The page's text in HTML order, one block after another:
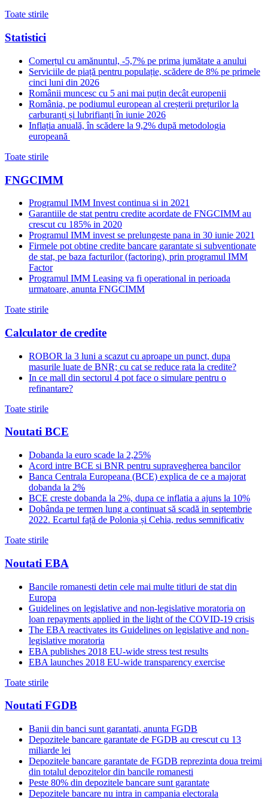
Toate stirile
Statistici
Comerțul cu amănuntul, -5,7% pe prima jumătate a anului
Serviciile de piață pentru populație, scădere de 8% pe primele
cinci luni din 2026
Românii muncesc cu 5 ani mai puțin decât europenii
România, pe podiumul european al creșterii prețurilor la
carburanți și lubrifianți în iunie 2026
Inflația anuală, în scădere la 9,2% după metodologia
europeană
Toate stirile
FNGCIMM
Programul IMM Invest continua si in 2021
Garantiile de stat pentru credite acordate de FNGCIMM au
crescut cu 185% in 2020
Programul IMM invest se prelungeste pana in 30 iunie 2021
Firmele pot obtine credite bancare garantate si subventionate
de stat, pe baza facturilor (factoring), prin programul IMM
Factor
Programul IMM Leasing va fi operational in perioada
urmatoare, anunta FNGCIMM
Toate stirile
Calculator de credite
ROBOR la 3 luni a scazut cu aproape un punct, dupa
masurile luate de BNR; cu cat se reduce rata la credite?
In ce mall din sectorul 4 pot face o simulare pentru o
refinantare?
Toate stirile
Noutati BCE
Dobanda la euro scade la 2,25%
Acord intre BCE si BNR pentru supravegherea bancilor
Banca Centrala Europeana (BCE) explica de ce a majorat
dobanda la 2%
BCE creste dobanda la 2%, dupa ce inflatia a ajuns la 10%
Dobânda pe termen lung a continuat să scadă in septembrie
2022. Ecartul față de Polonia și Cehia, redus semnificativ
Toate stirile
Noutati EBA
Bancile romanesti detin cele mai multe titluri de stat din
Europa
Guidelines on legislative and non-legislative moratoria on
loan repayments applied in the light of the COVID-19 crisis
The EBA reactivates its Guidelines on legislative and non-
legislative moratoria
EBA publishes 2018 EU-wide stress test results
EBA launches 2018 EU-wide transparency exercise
Toate stirile
Noutati FGDB
Banii din banci sunt garantati, anunta FGDB
Depozitele bancare garantate de FGDB au crescut cu 13
miliarde lei
Depozitele bancare garantate de FGDB reprezinta doua treimi
din totalul depozitelor din bancile romanesti
Peste 80% din depozitele bancare sunt garantate
Depozitele bancare nu intra in campania electorala